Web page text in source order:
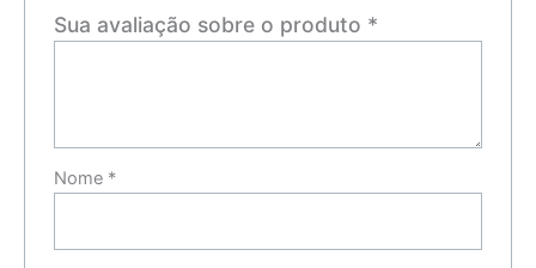
Sua avaliação sobre o produto *
Nome *